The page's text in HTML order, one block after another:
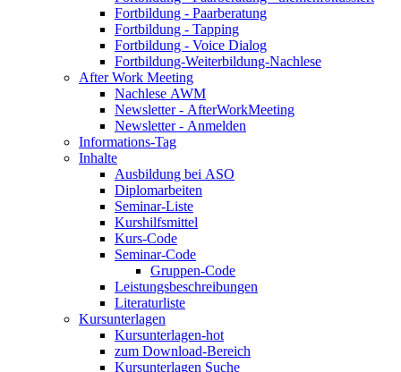
Fortbildung - Paarberatung
Fortbildung - Tapping
Fortbildung - Voice Dialog
Fortbildung-Weiterbildung-Nachlese
After Work Meeting
Nachlese AWM
Newsletter - AfterWorkMeeting
Newsletter - Anmelden
Informations-Tag
Inhalte
Ausbildung bei ASO
Diplomarbeiten
Seminar-Liste
Kurshilfsmittel
Kurs-Code
Seminar-Code
Gruppen-Code
Leistungsbeschreibungen
Literaturliste
Kursunterlagen
Kursunterlagen-hot
zum Download-Bereich
Kursunterlagen Suche